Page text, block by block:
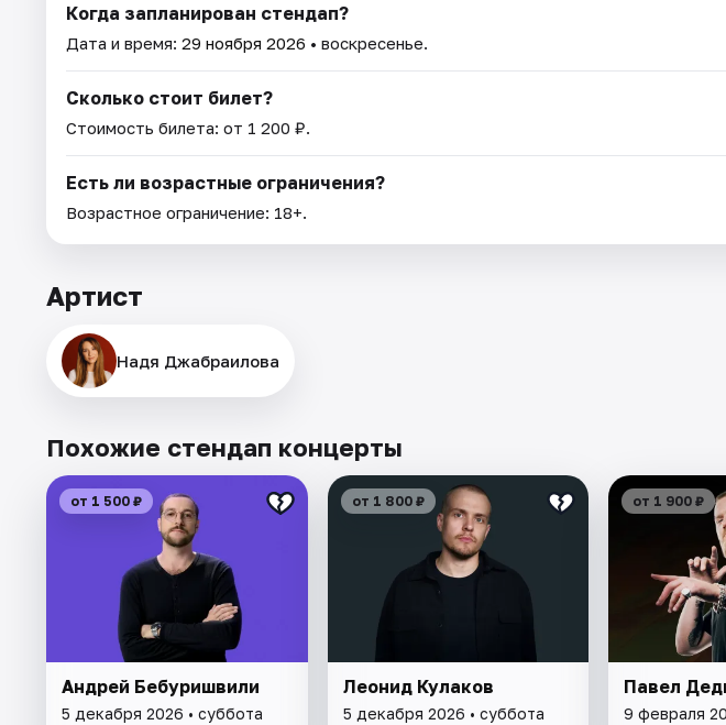
Когда запланирован стендап?
Дата и время: 29 ноября 2026 • воскресенье.
Сколько стоит билет?
Стоимость билета: от 1 200 ₽.
Есть ли возрастные ограничения?
Возрастное ограничение: 18+.
Артист
Надя Джабраилова
Похожие стендап концерты
от 1 500 ₽
Андрей Бебуришвили
5 декабря 2026 • суббота
от 1 800 ₽
Леонид Кулаков
5 декабря 2026 • суббота
от 1 900 ₽
Павел
9 февраля